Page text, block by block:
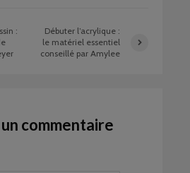
:
Débuter l’acrylique :
le matériel essentiel
conseillé par Amylee
commentaire